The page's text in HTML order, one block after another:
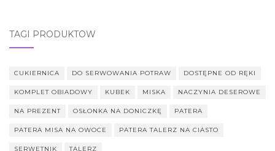
TAGI PRODUKTÓW
CUKIERNICA DO SERWOWANIA POTRAW DOSTĘPNE OD RĘKI
KOMPLET OBIADOWY KUBEK MISKA NACZYNIA DESEROWE
NA PREZENT OSŁONKA NA DONICZKĘ PATERA
PATERA MISA NA OWOCE PATERA TALERZ NA CIASTO
SERWETNIK TALERZ